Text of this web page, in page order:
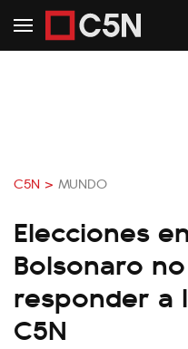
C5N > MUNDO
Elecciones
Bolsonaro
responder a
C5N